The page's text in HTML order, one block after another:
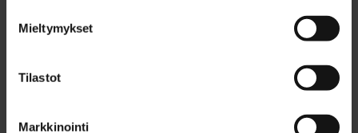
Mieltymykset
Tilastot
Markkinointi
yhteistyösopimuksia on jo Helsingin seudun,